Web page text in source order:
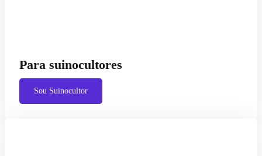
Para suinocultores
Sou Suinocultor